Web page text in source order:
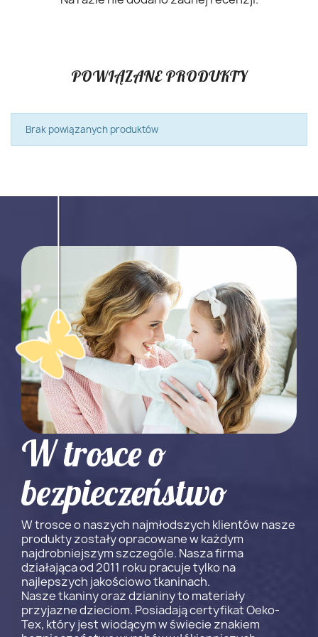
POWIĄZANE PRODUKTY
Brak powiązanych produktów
W trosce o
bezpieczeństwo
W trosce o naszych najmłodszych klientów nasze
produkty zostały opracowane w każdym
najdrobniejszym szczególe. Nasza firma
działająca od 2011 roku pracuje tylko na
najlepszych jakościowo tkaninach.
Nasze tkaniny oraz dzianiny to materiały
przyjazne dzieciom. Posiadają certyfikat Oeko-
Tex, który jest wiodącym w świecie znakiem